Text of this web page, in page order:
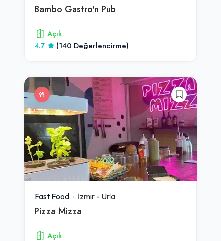
Bambo Gastro'n Pub
Açık
4.7
(140 Değerlendirme)
Fast Food İzmir - Urla
Pizza Mizza
Açık